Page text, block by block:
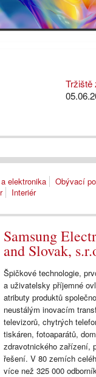
Tržiště
elektronika
Obývací
Interiér
Samsung
and Slovak,
Špičkové technologie,
a uživatelsky příjemné
atributy produktů
neustálým inovacím
televizorů, chytrých
tiskáren, fotoaparátů,
zdravotnického zařízení,
řešení. V 80 zemích
více než 325 000